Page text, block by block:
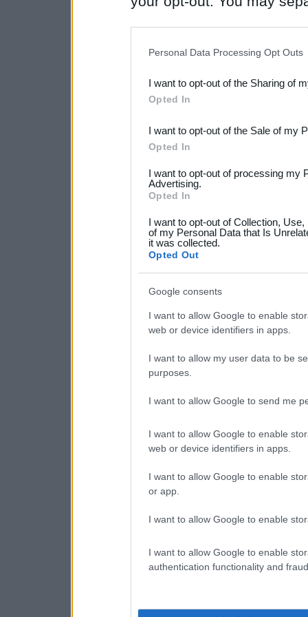
Downstream Participants
third parties.
Please note that this
not limited to your visit or
your data for below
consent section.
Personal Data Processing Opt Outs
I want to opt-out of the Sharing of
Opted In
I want to opt-out of the Sale of my
Opted In
I want to opt-out of processing my
Advertising.
Opted In
I want to opt-out of Collection,
of my Personal Data that Is
it was collected.
Opted Out
Google consents
I want to allow Google to enable
web or device identifiers in apps.
I want to allow my user data to be
purposes.
I want to allow Google to send me
I want to allow Google to enable
web or device identifiers in apps.
I want to allow Google to enable
or app.
I want to allow Google to enable
I want to allow Google to enable
authentication functionality and